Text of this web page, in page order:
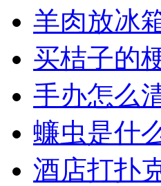
羊肉放冰
买桔子的
手办怎么
蠊虫是什
酒店打扑